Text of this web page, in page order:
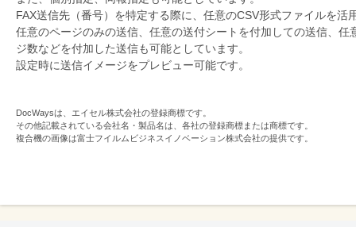
FAX送信先（番号）を特定する際に、任意のCSV形式ファイルを活
任意のページのみの送信、任意の送付シートを付加しての送信、任
ジ数などを付加した送信も可能としています。
設定時に送信イメージをプレビュー可能です。
DocWaysは、エイセル株式会社の登録商標です。
その他記載されている会社名・製品名は、各社の登録商標または商標です。
複合機の画像は富士フイルムビジネスイノベーション株式会社の提供です。